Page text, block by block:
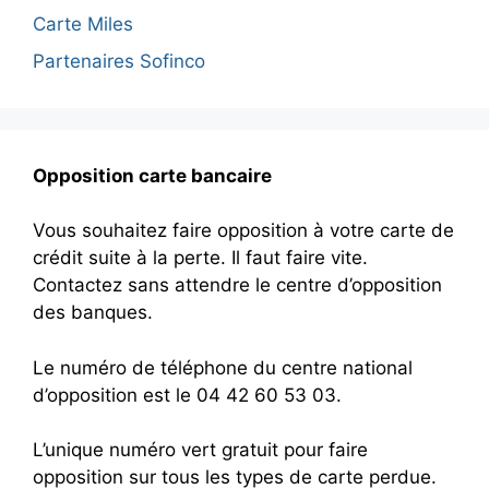
Carte Miles
Partenaires Sofinco
Opposition carte bancaire
Vous souhaitez faire opposition à votre carte de
crédit suite à la perte. Il faut faire vite.
Contactez sans attendre le centre d’opposition
des banques.
Le numéro de téléphone du centre national
d’opposition est le 04 42 60 53 03.
L’unique numéro vert gratuit pour faire
opposition sur tous les types de carte perdue.